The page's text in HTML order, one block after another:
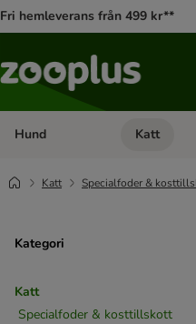
Fri hemleverans från 499 kr**
Hund Open
Katt
Katt Specialfoder &
Kategori
Katt
Specialfoder & kosttillskott